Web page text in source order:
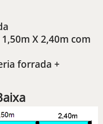
X 2,40m com
forrada +